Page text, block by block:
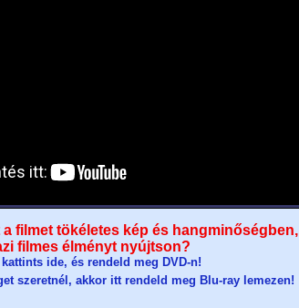
filmet tökéletes kép és
filmes élményt nyújtson?
kattints ide, és rendeld meg DVD-n!
szeretnél, akkor itt rendeld meg Blu-ray lemezen!